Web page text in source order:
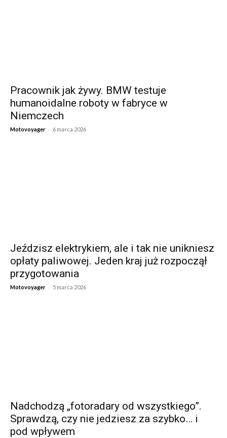
Pracownik jak żywy. BMW testuje
humanoidalne roboty w fabryce w
Niemczech
Motovoyager - 6 marca 2026
Jeździsz elektrykiem, ale i tak nie unikniesz
opłaty paliwowej. Jeden kraj już rozpoczął
przygotowania
Motovoyager - 5 marca 2026
Nadchodzą „fotoradary od wszystkiego”.
Sprawdzą, czy nie jedziesz za szybko… i
pod wpływem